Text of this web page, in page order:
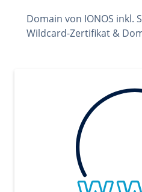
Domain von IONOS inkl.
Wildcard-Zertifikat &